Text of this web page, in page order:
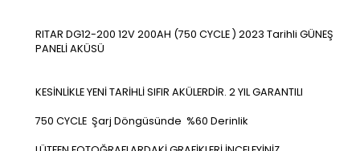
RITAR DG12-200 12V 200AH (750 CYCLE ) 2023 Tarihli GÜNEŞ
PANELİ AKÜSÜ
KESİNLİKLE YENİ TARİHLİ SIFIR AKÜLERDİR. 2 YIL GARANTILI
750 CYCLE Şarj Döngüsünde %60 Derinlik